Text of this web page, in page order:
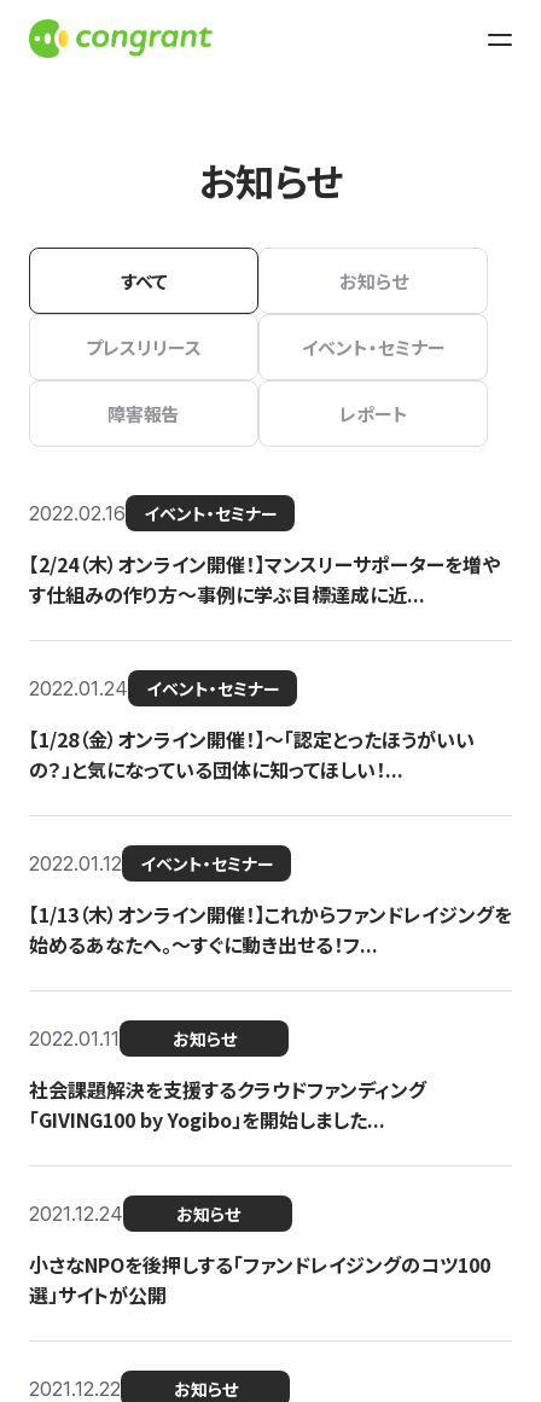
お知らせ
すべて お知らせ
プレスリリース イベント・セミナー
障害報告 レポート
2022.02.16 イベント・セミナー
【2/24（木）オンライン開催！】マンスリーサポーターを増や
す仕組みの作り方〜事例に学ぶ目標達成に近...
2022.01.24 イベント・セミナー
【1/28（金）オンライン開催！】〜「認定とったほうがいい
の？」と気になっている団体に知ってほしい！...
2022.01.12 イベント・セミナー
【1/13（木）オンライン開催！】これからファンドレイジングを
始めるあなたへ。〜すぐに動き出せる！フ...
2022.01.11 お知らせ
社会課題解決を支援するクラウドファンディング
「GIVING100 by Yogibo」を開始しました...
2021.12.24 お知らせ
小さなNPOを後押しする「ファンドレイジングのコツ100
選」サイトが公開
2021.12.22 お知らせ